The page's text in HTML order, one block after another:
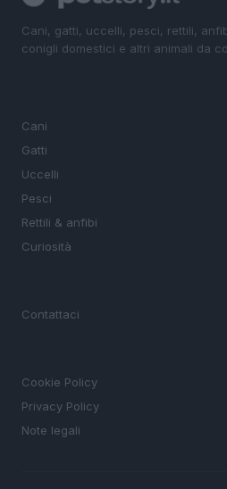
Cani, gatti, uccelli, pesci, rettili,
conigli domestici e altri animali da
Cani
Gatti
Uccelli
Pesci
Rettili & anfibi
Curiosità
Contattaci
Cookie Policy
Privacy Policy
Note legali